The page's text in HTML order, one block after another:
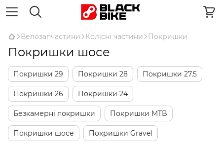
Велозапчастини Колісні частини Покришки
Покришки шосе
Покришки 29 Покришки 28 Покришки 27,5
Покришки 26 Покришки 24
Безкамерні покришки Покришки MTB
Покришки шосе Покришки Gravel